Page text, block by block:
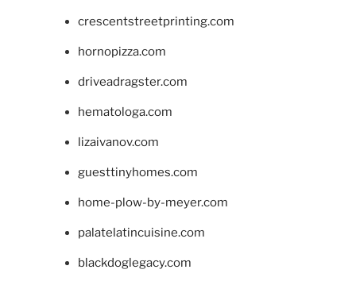
crescentstreetprinting.com
hornopizza.com
driveadragster.com
hematologa.com
lizaivanov.com
guesttinyhomes.com
home-plow-by-meyer.com
palatelatincuisine.com
blackdoglegacy.com